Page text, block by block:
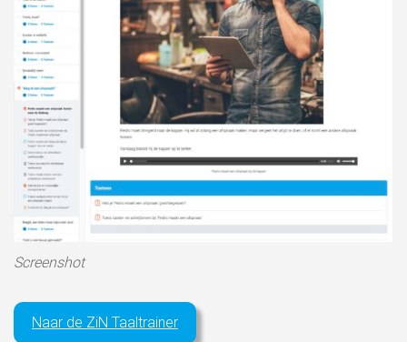
Screenshot
Naar de ZiN Taaltrainer